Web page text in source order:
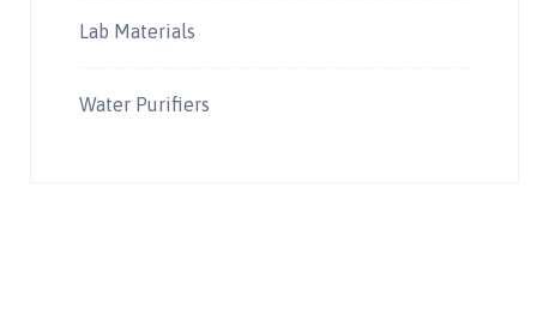
Lab Materials
Water Purifiers